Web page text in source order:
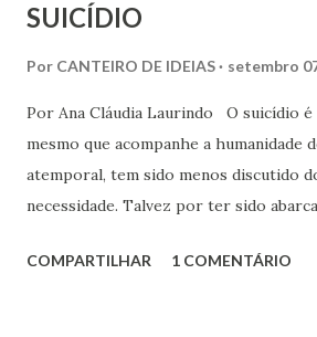
SUICÍDIO
Por CANTEIRO DE IDEIAS setembro
Por Ana Cláudia Laurindo O suicídio é
mesmo que acompanhe a humanidade
atemporal, tem sido menos discutido
necessidade. Talvez por ter sido
como probabilidade de contenção do
COMPARTILHAR 1 COMENTÁRIO